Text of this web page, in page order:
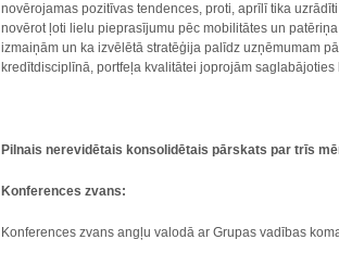
novērojamas pozitīvas tendences, proti, aprīlī tika
novērot ļoti lielu pieprasījumu pēc mobilitātes un
izmaiņām un ka izvēlētā stratēģija palīdz uzņēmumam
kredītdisciplīnā, portfeļa kvalitātei joprojām saglabājoties
Pilnais nerevidētais konsolidētais pārskats par trīs
Konferences zvans:
Konferences zvans angļu valodā ar Grupas vadības